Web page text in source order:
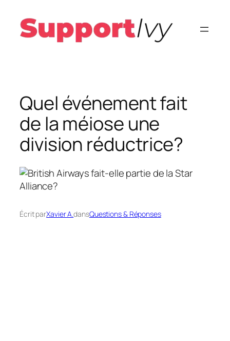
contenu
Quel événement fait
de la méiose une
division réductrice?
Écrit parXavier A.dansQuestions & Réponses